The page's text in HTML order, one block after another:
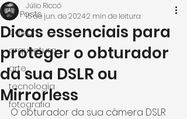
All Posts
design
arquitetura
arte
tecnologia
fotografia
Dicas essenciais para
proteger o obturador
da sua DSLR ou
Mirrorless
Júlio Riccó
15 de jun. de 20242 min de leitura
O obturador da sua câmera DSLR